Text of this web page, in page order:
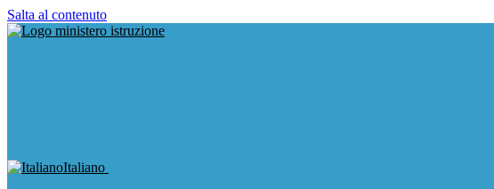
Salta al contenuto
Italiano